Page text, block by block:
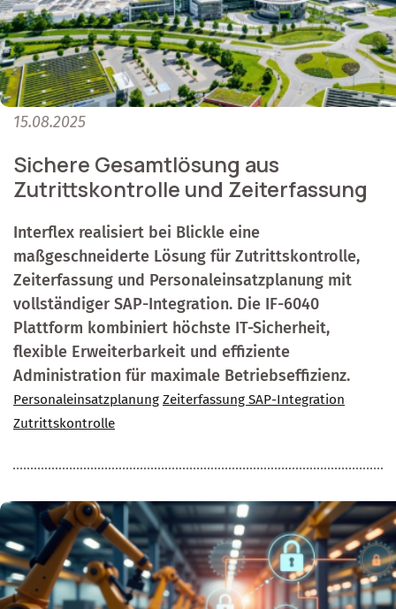
15.08.2025
Sichere Gesamtlösung aus
Zutrittskontrolle und Zeiterfassung
Interflex realisiert bei Blickle eine
maßgeschneiderte Lösung für Zutrittskontrolle,
Zeiterfassung und Personaleinsatzplanung mit
vollständiger SAP-Integration. Die IF-6040
Plattform kombiniert höchste IT-Sicherheit,
flexible Erweiterbarkeit und effiziente
Administration für maximale Betriebseffizienz.
Personaleinsatzplanung Zeiterfassung SAP-Integration
Zutrittskontrolle